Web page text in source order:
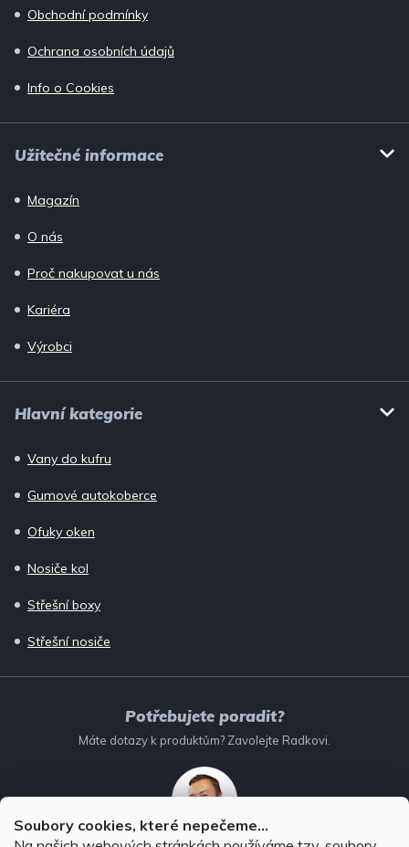
Soubory cookies, které nepečeme...
Obchodní podmínky
Ochrana osobních údajů
Info o Cookies
Užitečné informace
Magazín
O nás
Proč nakupovat u nás
Kariéra
Výrobci
Hlavní kategorie
Vany do kufru
Gumové autokoberce
Ofuky oken
Nosiče kol
Střešní boxy
Střešní nosiče
Potřebujete poradit?
Máte dotazy k produktům? Zavolejte Radkovi.